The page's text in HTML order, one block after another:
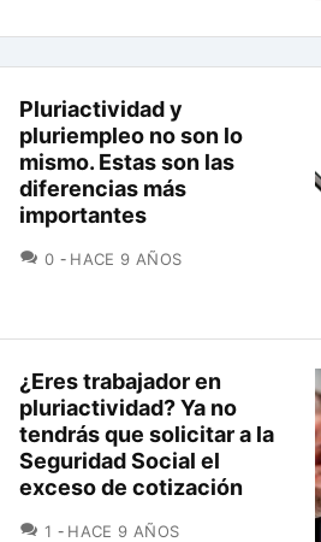
Pluriactividad y
pluriempleo no son lo
mismo. Estas son las
diferencias más
importantes
0 COMENTARIOS
HACE 9 AÑOS
¿Eres trabajador en
pluriactividad? Ya no
tendrás que solicitar a la
Seguridad Social el
exceso de cotización
1 COMENTARIOS
HACE 9 AÑOS